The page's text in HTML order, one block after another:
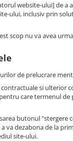
website-ului] de a
ului, inclusiv prin
scop nu va avea
de prelucrare
si ulterior
care termenul
butonul "stergere
va dezabona de la
site-ului.